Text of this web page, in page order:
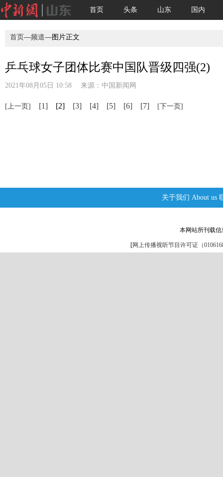
首页 头条 山东 国内
首页—频道—图片正文
乒乓球女子团体比赛中国队晋级四强(2)
2021年08月05日 10:58 来源： 中国新闻网
[上一页] [1] [2] [3] [4] [5] [6] [7] [下一页]
关于我们 About us
本网站所刊载
[网上传播视听节目许可证（